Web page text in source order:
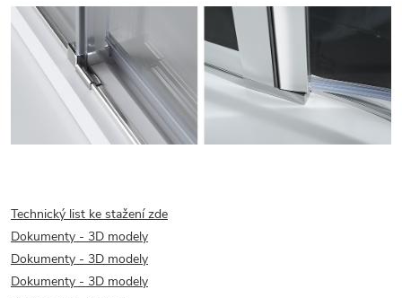
Technický list ke stažení zde
Dokumenty - 3D modely
Dokumenty - 3D modely
Dokumenty - 3D modely